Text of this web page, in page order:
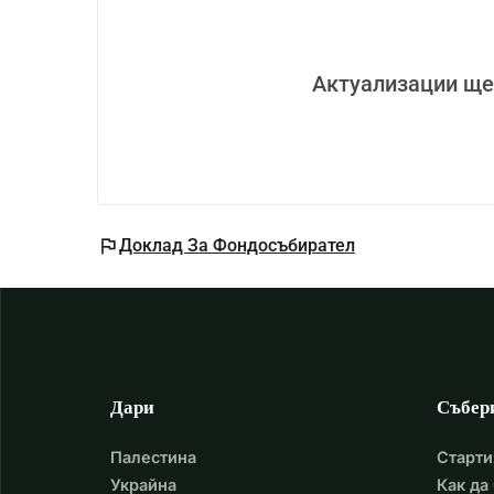
Актуализации
flagДоклад За Фондосъбирател
Дари
Палестина
Украйна
Как